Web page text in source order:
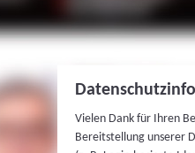
Vielen Dank für Ihren
Bereitstellung unserer